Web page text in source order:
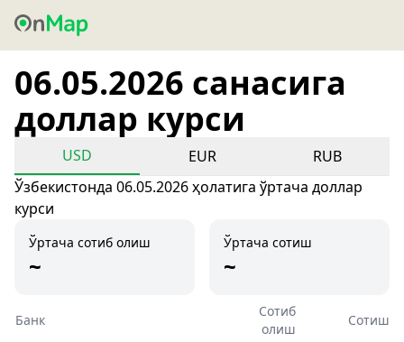
06.05.2026 санасига
доллар курси
USD EUR
RUB
Ўзбекистонда 06.05.2026 ҳолатига ўртача доллар
курси
Ўртача сотиб олиш
~
Ўртача сотиш
~
Банк
Сотиб
олиш
Сотиш